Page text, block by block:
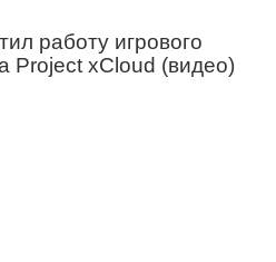
работу игрового
Project xCloud (видео)